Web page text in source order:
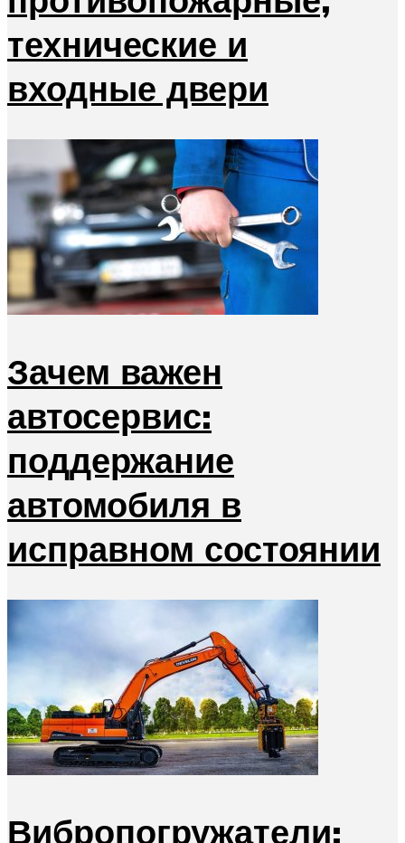
технические и
входные двери
Зачем важен
автосервис:
поддержание
автомобиля в
исправном состоянии
Вибропогружатели: